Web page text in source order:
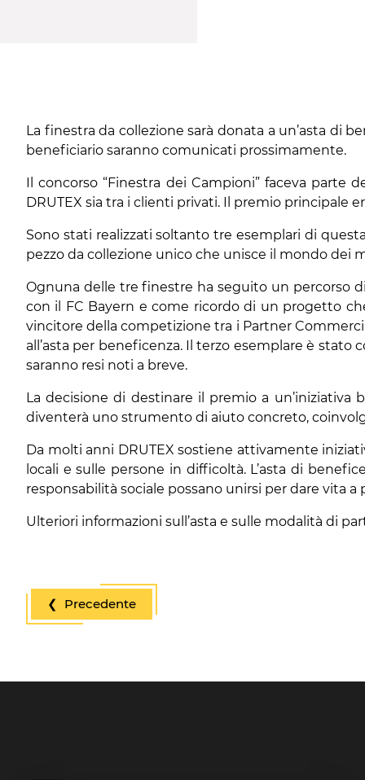
La finestra da collezione sarà donata a un’asta di
beneficiario saranno comunicati prossimamente.
Il concorso “Finestra dei Campioni” faceva parte
DRUTEX sia tra i clienti privati. Il premio principale
Sono stati realizzati soltanto tre esemplari di
pezzo da collezione unico che unisce il mondo dei
Ognuna delle tre finestre ha seguito un percorso
con il FC Bayern e come ricordo di un progetto
vincitore della competizione tra i Partner
all’asta per beneficenza. Il terzo esemplare è
saranno resi noti a breve.
La decisione di destinare il premio a
diventerà uno strumento di aiuto concreto,
Da molti anni DRUTEX sostiene attivamente
locali e sulle persone in difficoltà. L’asta di
responsabilità sociale possano unirsi per dare vita
Ulteriori informazioni sull’asta e sulle modalità di
❮ Precedente